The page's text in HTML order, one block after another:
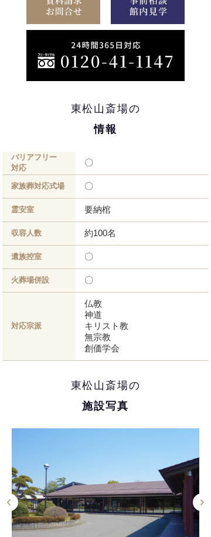
東松山斎場の
情報
バリアフリー
対応
〇
家族葬対応式場 〇
霊安室 要納棺
収容人数 約100名
遺族控室 〇
火葬場併設 〇
対応宗派
仏教
神道
キリスト教
無宗教
創価学会
東松山斎場の
施設写真